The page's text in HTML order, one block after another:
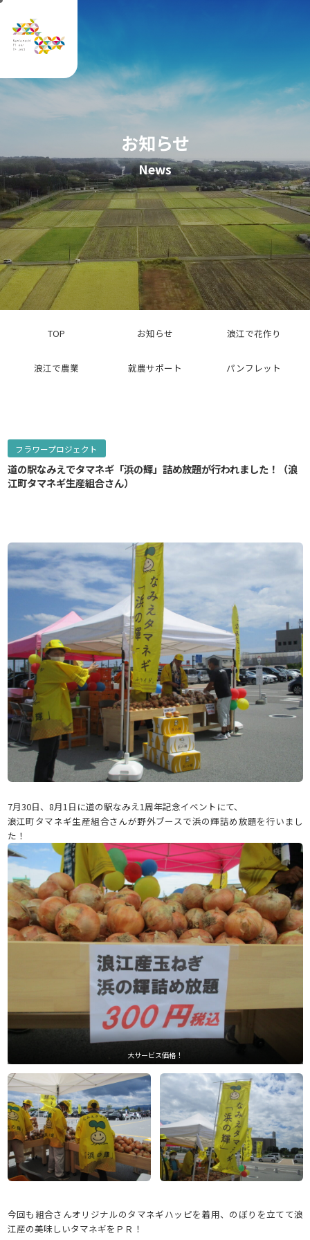
お知らせ
News
TOP お知らせ 浪江で花作り
浪江で農業 就農サポート パンフレット
フラワープロジェクト
道の駅なみえでタマネギ「浜の輝」詰め放題が行われました！（浪
江町タマネギ生産組合さん）
7月30日、8月1日に道の駅なみえ1周年記念イベントにて、
浪江町タマネギ生産組合さんが野外ブースで浜の輝詰め放題を行いまし
た！
大サービス価格！
今回も組合さんオリジナルのタマネギハッピを着用、のぼりを立てて浪
江産の美味しいタマネギをＰＲ！